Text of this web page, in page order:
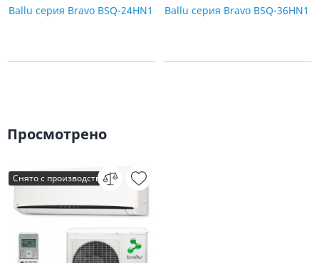
Ballu серия Bravo BSQ-24HN1 Ballu серия Bravo BSQ-36HN1
Просмотрено
Снято с производства